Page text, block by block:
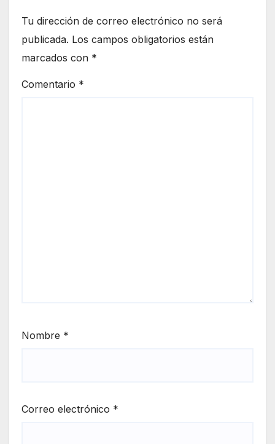
Tu dirección de correo electrónico no será
publicada. Los campos obligatorios están
marcados con *
Comentario *
Nombre *
Correo electrónico *